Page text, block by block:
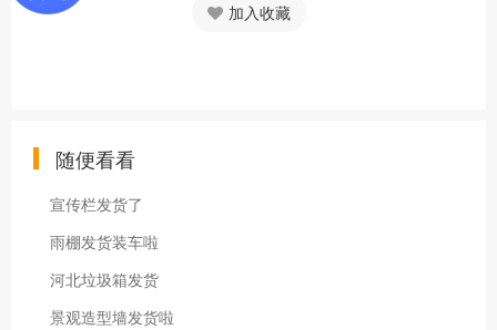
加入收藏
随便看看
宣传栏发货了
雨棚发货装车啦
河北垃圾箱发货
景观造型墙发货啦